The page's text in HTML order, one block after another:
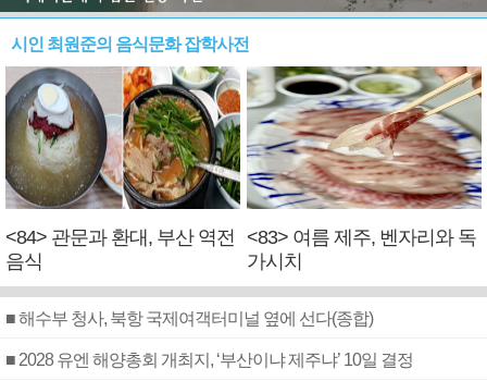
시인 최원준의 음식문화 잡학사전
<84> 관문과 환대, 부산 역전
음식
<83> 여름 제주, 벤자리와 독
가시치
■ 해수부 청사, 북항 국제여객터미널 옆에 선다(종합)
■ 2028 유엔 해양총회 개최지, ‘부산이냐 제주냐’ 10일 결정